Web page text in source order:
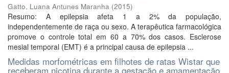
Gatto, Luana Antunes Maranha (2015)
Resumo: A epilepsia afeta 1 a 2% da população,
independentemente de raça ou sexo. A terapêutica farmacológica
promove o controle total em 60 a 70% dos casos. Esclerose
mesial temporal (EMT) é a principal causa de epilepsia ...
Medidas morfométricas em filhotes de ratas Wistar que
receberam nicotina durante a gestaçăo e amamentaçăo